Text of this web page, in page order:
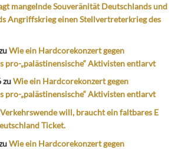
mangelnde Souveränität Deutschlands und
Angriffskrieg einen Stellvertreterkrieg des
Wie ein Hardcorekonzert gegen
pro-„palästinensische“ Aktivisten entlarvt
zuWie ein Hardcorekonzert gegen
pro-„palästinensische“ Aktivisten entlarvt
will, braucht ein faltbares E
Ticket.
Wie ein Hardcorekonzert gegen